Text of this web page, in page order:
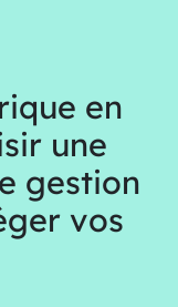
en
une
gestion
vos